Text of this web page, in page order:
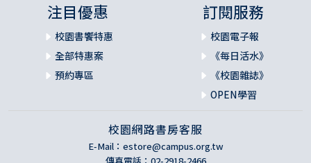
注目優惠
校園書饗特惠
全部特惠案
預約專區
訂閱服務
校園電子報
《每日活水》
《校園雜誌》
OPEN學習
校園網路書房客服
E-Mail： estore@campus.org.tw